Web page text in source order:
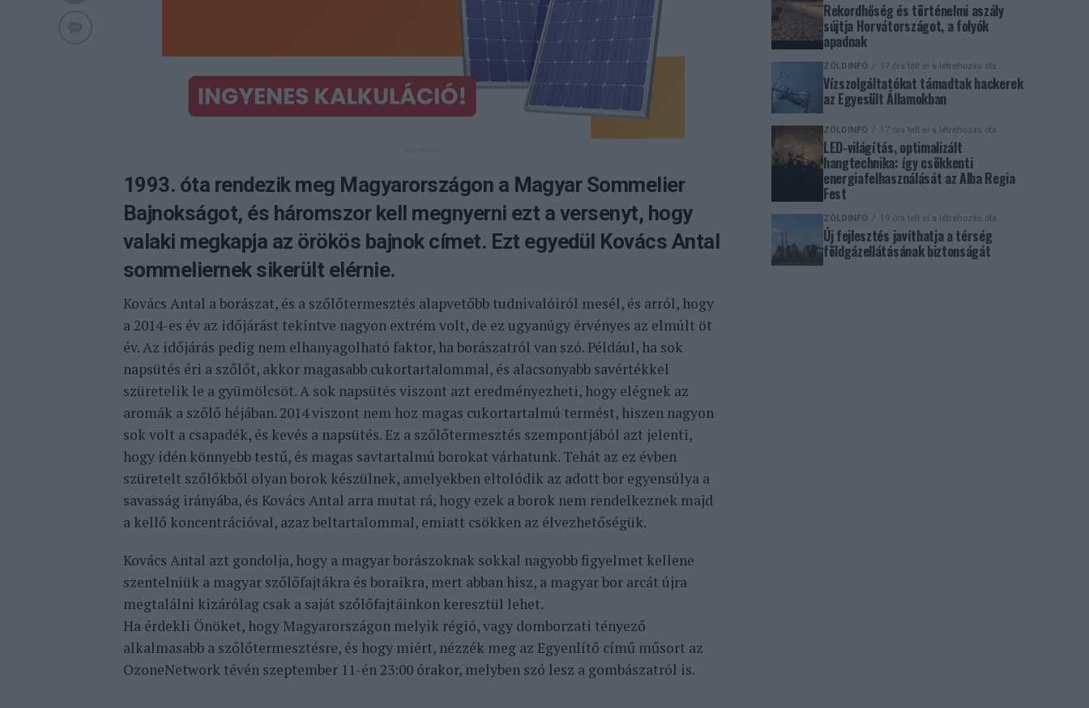
1993. óta rendezik meg Magyarországon a Magyar Sommelier
Bajnokságot, és háromszor kell megnyerni ezt a versenyt, hogy
valaki megkapja az örökös bajnok címet. Ezt egyedül Kovács Antal
sommeliernek sikerült elérnie.
Kovács Antal a borászat, és a szőlőtermesztés alapvetőbb tudnivalóiról mesél, és arról, hogy
a 2014-es év az időjárást tekintve nagyon extrém volt, de ez ugyanúgy érvényes az elmúlt öt
év. Az időjárás pedig nem elhanyagolható faktor, ha borászatról van szó. Például, ha sok
napsütés éri a szőlőt, akkor magasabb cukortartalommal, és alacsonyabb savértékkel
szüretelik le a gyümölcsöt. A sok napsütés viszont azt eredményezheti, hogy elégnek az
aromák a szőlő héjában. 2014 viszont nem hoz magas cukortartalmú termést, hiszen nagyon
sok volt a csapadék, és kevés a napsütés. Ez a szőlőtermesztés szempontjából azt jelenti,
hogy idén könnyebb testű, és magas savtartalmú borokat várhatunk. Tehát az ez évben
szüretelt szőlőkből olyan borok készülnek, amelyekben eltolódik az adott bor egyensúlya a
savasság irányába, és Kovács Antal arra mutat rá, hogy ezek a borok nem rendelkeznek majd
a kellő koncentrációval, azaz beltartalommal, emiatt csökken az élvezhetőségük.
Kovács Antal azt gondolja, hogy a magyar borászoknak sokkal nagyobb figyelmet kellene
szentelniük a magyar szőlőfajtákra és boraikra, mert abban hisz, a magyar bor arcát újra
megtalálni kizárólag csak a saját szőlőfajtáinkon keresztül lehet.
Ha érdekli Önöket, hogy Magyarországon melyik régió, vagy domborzati tényező
alkalmasabb a szőlőtermesztésre, és hogy miért, nézzék meg az Egyenlítő című műsort az
OzoneNetwork tévén szeptember 11-én 23:00 órakor, melyben szó lesz a gombászatról is.
Rekordhőség és történelmi aszály
sújtja Horvátországot, a folyók
apadnak
ZÖLDINFÓ 17 óra telt el a létrehozás óta
Vízszolgáltatókat támadtak hackerek
az Egyesült Államokban
ZÖLDINFÓ 17 óra telt el a létrehozás óta
LED-világítás, optimalizált
hangtechnika: így csökkenti
energiafelhasználását az Alba Regia
Fest
ZÖLDINFÓ 19 óra telt el a létrehozás óta
Új fejlesztés javíthatja a térség
földgázellátásának biztonságát